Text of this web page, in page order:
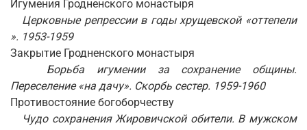
Игумения Гродненского монастыря
Церковные репрессии в годы хрущевской «оттепели
». 1953-1959
Закрытие Гродненского монастыря
Борьба игумении за сохранение общины.
Переселение «на дачу». Скорбь сестер. 1959-1960
Противостояние богоборчеству
Чудо сохранения Жировичской обители. В мужском